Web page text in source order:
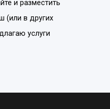
и разместить
(или в других
услуги